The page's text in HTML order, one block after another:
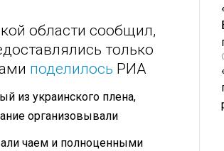
области сообщил,
только
поделилось РИА
из украинского плена,
организовывали
чаем и полноценными